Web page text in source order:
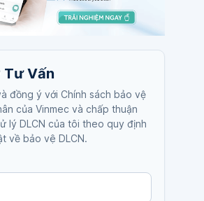
Tư Vấn
đồng ý với Chính sách bảo vệ
của Vinmec và chấp thuận
lý DLCN của tôi theo quy định
về bảo vệ DLCN.